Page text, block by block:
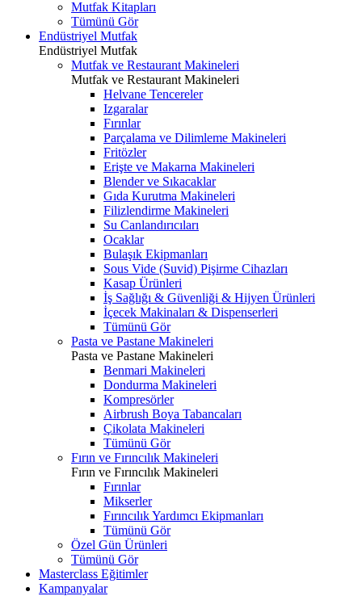
Mutfak Kitapları
Tümünü Gör
Endüstriyel Mutfak
Endüstriyel Mutfak
Mutfak ve Restaurant Makineleri
Mutfak ve Restaurant Makineleri
Helvane Tencereler
Izgaralar
Fırınlar
Parçalama ve Dilimleme Makineleri
Fritözler
Erişte ve Makarna Makineleri
Blender ve Sıkacaklar
Gıda Kurutma Makineleri
Filizlendirme Makineleri
Su Canlandırıcıları
Ocaklar
Bulaşık Ekipmanları
Sous Vide (Suvid) Pişirme Cihazları
Kasap Ürünleri
İş Sağlığı & Güvenliği & Hijyen Ürünleri
İçecek Makinaları & Dispenserleri
Tümünü Gör
Pasta ve Pastane Makineleri
Pasta ve Pastane Makineleri
Benmari Makineleri
Dondurma Makineleri
Kompresörler
Airbrush Boya Tabancaları
Çikolata Makineleri
Tümünü Gör
Fırın ve Fırıncılık Makineleri
Fırın ve Fırıncılık Makineleri
Fırınlar
Mikserler
Fırıncılık Yardımcı Ekipmanları
Tümünü Gör
Özel Gün Ürünleri
Tümünü Gör
Masterclass Eğitimler
Kampanyalar